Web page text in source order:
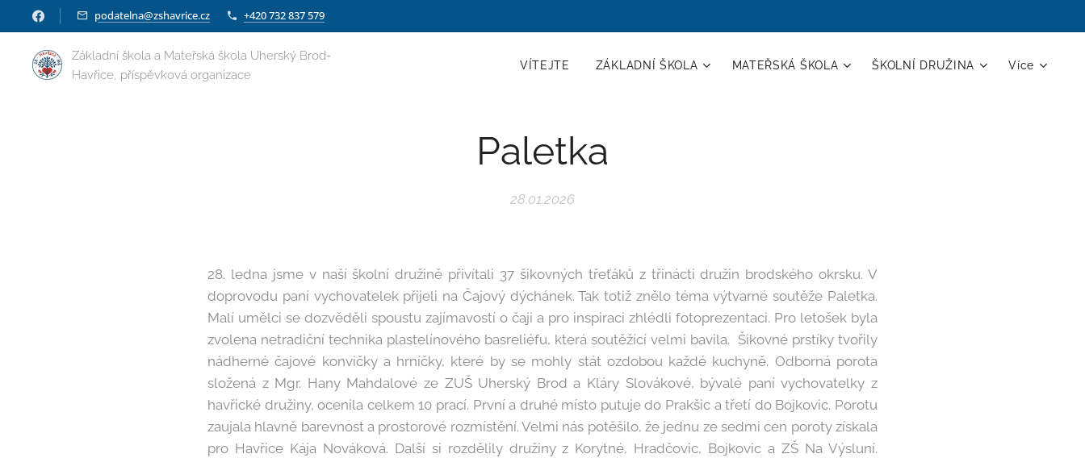
podatelna@zshavrice.cz +420 732 837 579
Základní škola a Mateřská škola Uherský Brod-
Havřice, příspěvková organizace
VÍTEJTE ZÁKLADNÍ ŠKOLA MATEŘSKÁ ŠKOLA ŠKOLNÍ DRUŽINA Více
Paletka
28.01.2026
28. ledna jsme v naší školní družině přivítali 37 šikovných třeťáků z třinácti družin brodského okrsku. V
doprovodu paní vychovatelek přijeli na Čajový dýchánek. Tak totiž znělo téma výtvarné soutěže Paletka.
Malí umělci se dozvěděli spoustu zajímavostí o čaji a pro inspiraci zhlédli fotoprezentaci. Pro letošek byla
zvolena netradiční technika plastelínového basreliéfu, která soutěžící velmi bavila. Šikovné prstíky tvořily
nádherné čajové konvičky a hrníčky, které by se mohly stát ozdobou každé kuchyně. Odborná porota
složená z Mgr. Hany Mahdalové ze ZUŠ Uherský Brod a Kláry Slovákové, bývalé paní vychovatelky z
havřické družiny, ocenila celkem 10 prací. První a druhé místo putuje do Prakšic a třetí do Bojkovic. Porotu
zaujala hlavně barevnost a prostorové rozmístění. Velmi nás potěšilo, že jednu ze sedmi cen poroty získala
pro Havřice Kája Nováková. Další si rozdělily družiny z Korytné, Hradčovic, Bojkovic a ZŠ Na Výsluní.